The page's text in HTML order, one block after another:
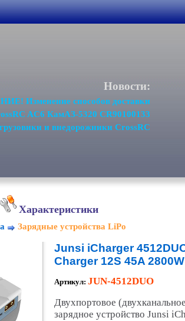
Новости:
Изменение способов доставки
AC6 КамАЗ-5320 CR90100133
и внедорожники CrossRC
Характеристики
Зарядные устройства LiPo
Junsi iCharger
Charger 12S 45A
Артикул: JUN-4512DUO
Двухпортовое
зарядное устройство Junsi